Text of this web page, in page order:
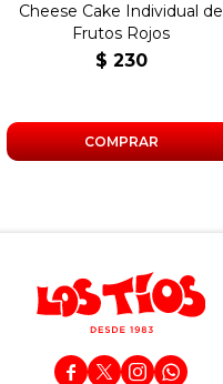
Cheese Cake Individual de
Frutos Rojos
$ 230
   